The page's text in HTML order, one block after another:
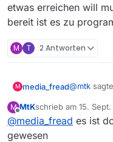
etwas erreichen will
bereit ist es zu
M T 2 Antworten
M media_fread@mtk
M
Offline
MtKschrieb am 15.
zuletzt editiert von
@media_fread es ist
gewesen